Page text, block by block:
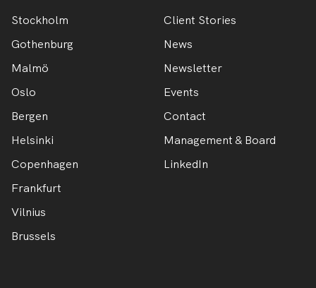
Stockholm
Gothenburg
Malmö
Oslo
Bergen
Helsinki
Copenhagen
Frankfurt
Vilnius
Brussels
Client Stories
News
Newsletter
Events
Contact
Management & Board
LinkedIn